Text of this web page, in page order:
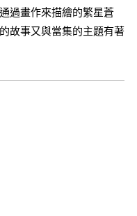
過畫作來描繪的繁星蒼
故事又與當集的主題有著